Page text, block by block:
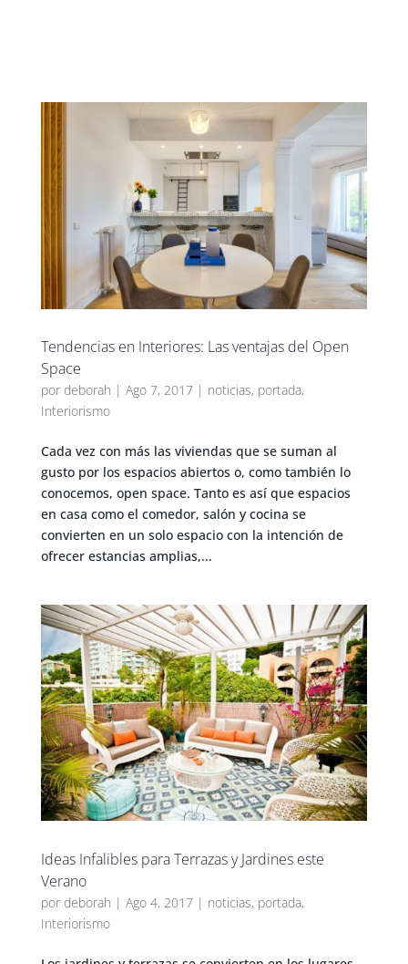
Tendencias en Interiores: Las ventajas del Open
Space
por deborah | Ago 7, 2017| noticias, portada,
Interiorismo
Cada vez con más las viviendas que se suman al
gusto por los espacios abiertos o, como también lo
conocemos, open space. Tanto es así que espacios
en casa como el comedor, salón y cocina se
convierten en un solo espacio con la intención de
ofrecer estancias amplias,...
Ideas Infalibles para Terrazas y Jardines este
Verano
por deborah | Ago 4, 2017| noticias, portada,
Interiorismo